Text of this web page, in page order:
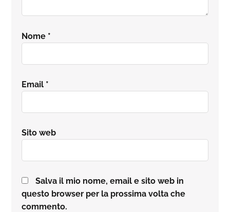
Nome *
Email *
Sito web
Salva il mio nome, email e sito web in
questo browser per la prossima volta che
commento.